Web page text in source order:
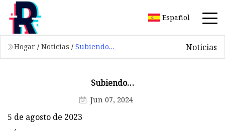
Español
Hogar / Noticias / Subiendo… Noticias
Subiendo…
Jun 07, 2024
5 de agosto de 2023